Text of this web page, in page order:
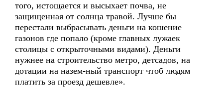
того, истощается и высыхает почва, не
защищенная от солнца травой. Лучше бы
перестали выбрасывать деньги на кошение
газонов где попало (кроме главных лужаек
столицы с открыточными видами). Деньги
нужнее на строительство метро, детсадов, на
дотации на назем-ный транспорт чтоб людям
платить за проезд дешевле».